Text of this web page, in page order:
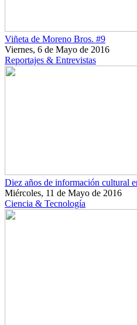
Viñeta de Moreno Bros. #9
Viernes, 6 de Mayo de 2016
Reportajes & Entrevistas
Diez años de información cultural
Miércoles, 11 de Mayo de 2016
Ciencia & Tecnología